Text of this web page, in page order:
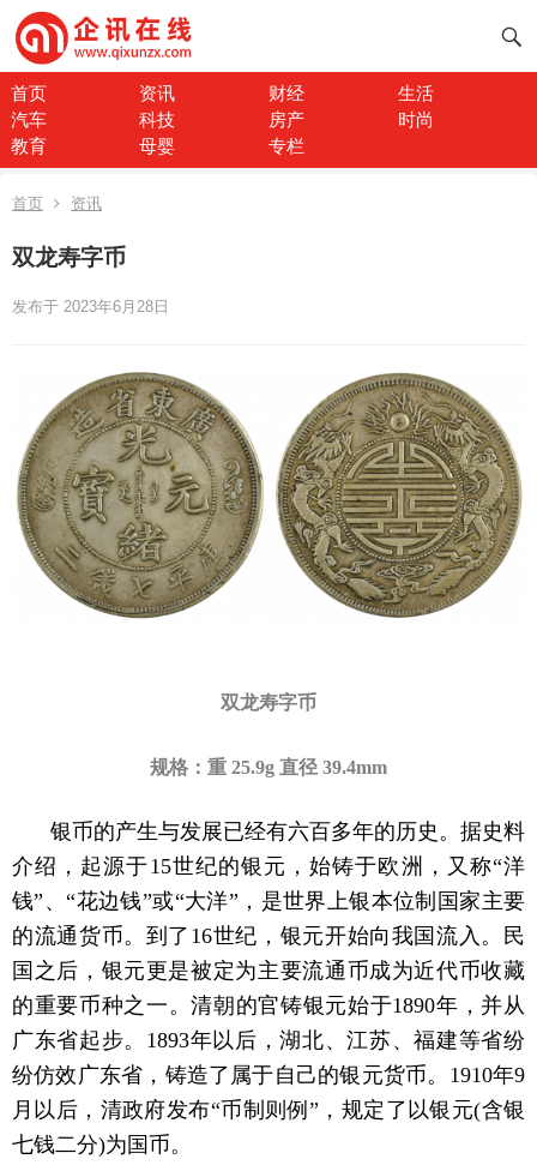
首页 资讯 财经
生活
汽车
科技 房产
时尚
教育
母婴 专栏
首页 资讯
双龙寿字币
发布于 2023年6月28日
双龙寿字币
规格：重 25.9g 直径 39.4mm
银币的产生与发展已经有六百多年的历史。据史料
介绍，起源于15世纪的银元，始铸于欧洲，又称“洋
钱”、“花边钱”或“大洋”，是世界上银本位制国家主要
的流通货币。到了16世纪，银元开始向我国流入。民
国之后，银元更是被定为主要流通币成为近代币收藏
的重要币种之一。清朝的官铸银元始于1890年，并从
广东省起步。1893年以后，湖北、江苏、福建等省纷
纷仿效广东省，铸造了属于自己的银元货币。1910年9
月以后，清政府发布“币制则例”，规定了以银元(含银
七钱二分)为国币。